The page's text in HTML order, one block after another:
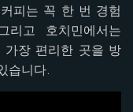
피는 꼭 한 번 경험
고 호치민에서는
장 편리한 곳을 방
습니다.